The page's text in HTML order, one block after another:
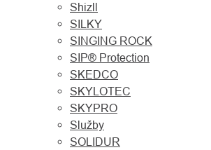
Shizll
SILKY
SINGING ROCK
SIP® Protection
SKEDCO
SKYLOTEC
SKYPRO
Služby
SOLIDUR